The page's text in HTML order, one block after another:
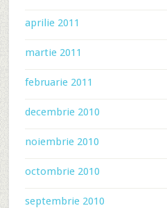
aprilie 2011
martie 2011
februarie 2011
decembrie 2010
noiembrie 2010
octombrie 2010
septembrie 2010